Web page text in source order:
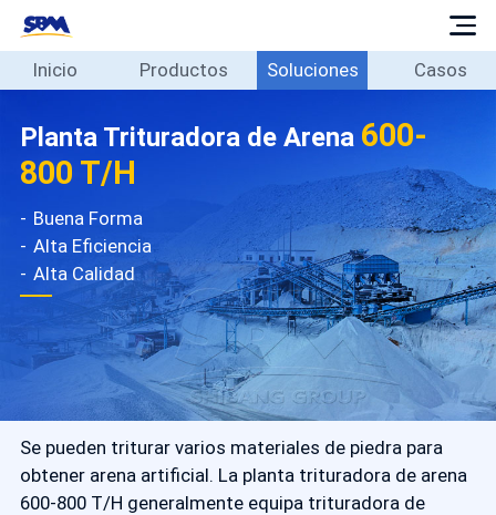
Inicio
Soluciones
Casos
Blog
Sobre
Contacto
Español
Inicio Productos Soluciones Casos
Planta Trituradora de Arena 600-
800 T/H
Buena Forma
Alta Eficiencia
Alta Calidad
Se pueden triturar varios materiales de piedra para
obtener arena artificial. La planta trituradora de arena
600-800 T/H generalmente equipa trituradora de